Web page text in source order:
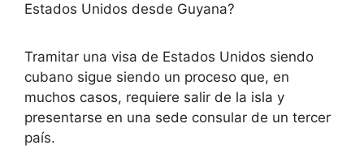
Estados Unidos desde Guyana?
Tramitar una visa de Estados Unidos siendo
cubano sigue siendo un proceso que, en
muchos casos, requiere salir de la isla y
presentarse en una sede consular de un tercer
país.